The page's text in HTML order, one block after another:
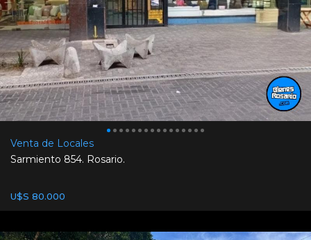
Venta de Locales
Sarmiento 854. Rosario.
U$S 80.000